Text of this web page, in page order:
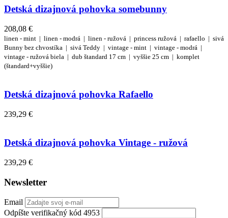
Detská dizajnová pohovka somebunny
208,08 €
linen - mint | linen - modrá | linen - ružová | princess ružová | rafaello | sivá
Bunny bez chvostíka | sivá Teddy | vintage - mint | vintage - modrá |
vintage - ružová biela | dub štandard 17 cm | vyššie 25 cm | komplet
(štandard+vyššie)
Detská dizajnová pohovka Rafaello
239,29 €
Detská dizajnová pohovka Vintage - ružová
239,29 €
Newsletter
Email
Odpíšte verifikačný kód 4953